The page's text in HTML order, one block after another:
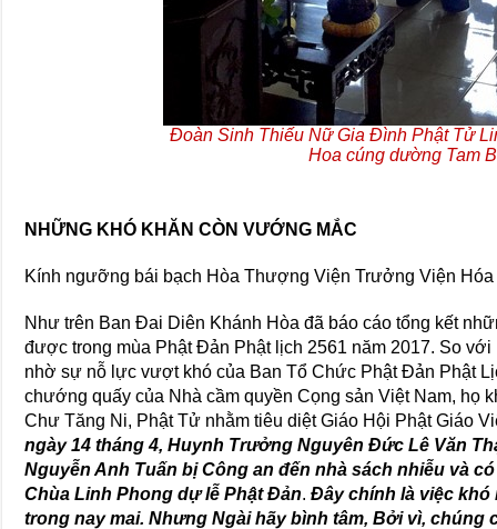
Đoàn Sinh Thiếu Nữ Gia Đình Phật Tử
Hoa cúng dường Tam
NHỮNG KHÓ KHĂN CÒN VƯỚNG MẮC
Kính ngưỡng bái bạch Hòa Thượng Viện Trưởng Viện
Như trên Ban Đai Diên Khánh Hòa đã báo cáo tổng kết
được trong mùa Phật Đản Phật lịch 2561 năm 2017. So
nhờ sự nỗ lực vượt khó của Ban Tổ Chức Phật Đản Phật
chướng quấy của Nhà cầm quyền Cọng sản Việt Nam, họ
Chư Tăng Ni, Phật Tử nhằm tiêu diệt Giáo Hội Phật Giáo
ngày 14 tháng 4, Huynh Trưởng Nguyên Đức Lê Văn
Nguyễn Anh Tuấn bị Công an đến nhà sách nhiễu và
Chùa Linh Phong dự lễ Phật Đản.Đây chính là việc khó
trong nay mai. Nhưng Ngài hãy bình tâm, Bởi vì,